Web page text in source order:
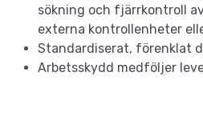
sökning och fjärrkontroll
externa kontrollenheter
Standardiserat, förenklat
Arbetsskydd medföljer